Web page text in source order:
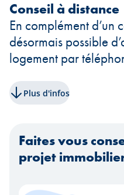
Conseil à distance
En complément d’un
désormais possible
logement par
Plus d'infos
Faites vous
projet